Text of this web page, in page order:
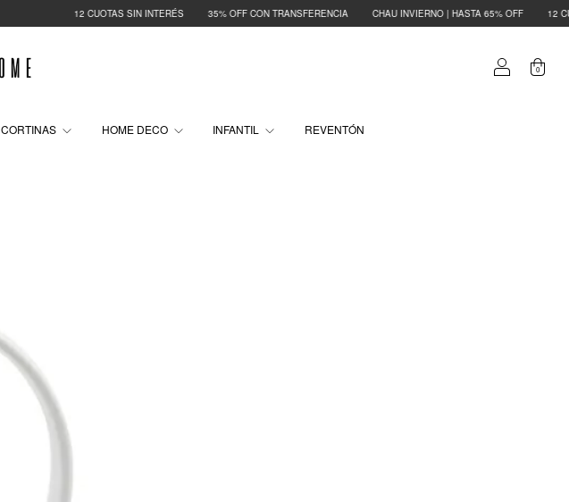
12 CUOTAS SIN INTERÉS 35% OFF CON TRANSFERENCIA CHAU INVIERNO | HASTA 65% OFF 12 CUOTAS SIN
0
CORTINAS HOME DECO INFANTIL REVENTÓN